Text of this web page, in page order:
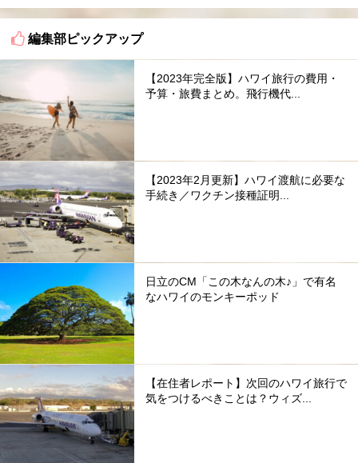
編集部ピックアップ
【2023年完全版】ハワイ旅行の費用・
予算・旅費まとめ。飛行機代...
【2023年2月更新】ハワイ渡航に必要な
手続き／ワクチン接種証明...
日立のCM「この木なんの木♪」で有名
なハワイのモンキーポッド
【在住者レポート】次回のハワイ旅行で
気をつけるべきことは？ウィズ...